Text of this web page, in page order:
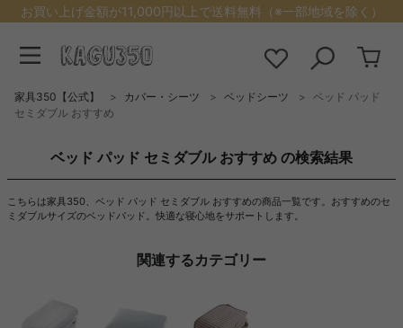
お買い上げ金額が11,000円以上で送料無料（※一部地域を除く）
家具350【公式】 カバー・シーツ ベッドシーツ
ベッド パッド
セミダブル おすすめ
ベッド パッド セミダブル おすすめ の検索結果
こちらは家具350、ベッド パッド セミダブル おすすめの商品一覧です。おすすめのセ
ミダブルサイズのベッドパッド。快適な寝心地をサポートします。
関連するカテゴリー